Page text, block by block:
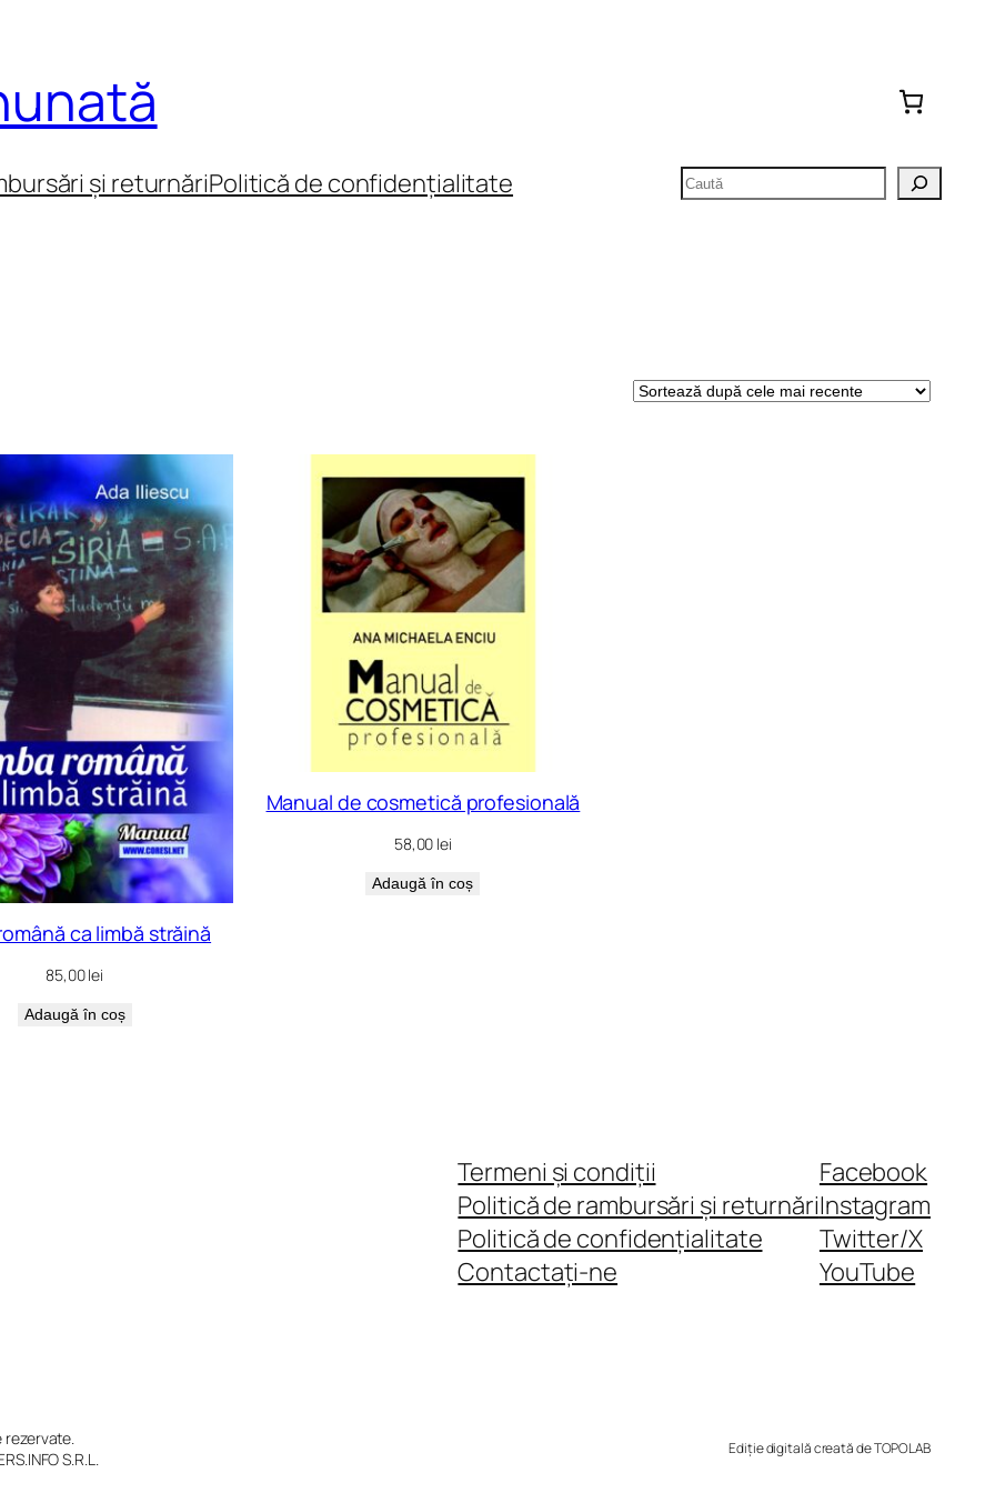
și returnăriPolitică de confidențialitate Caută
ca limbă străină
85,00lei
Adaugă în coș
Manual de cosmetică profesională
58,00 lei
Adaugă în coș
Termeni și condiții
Politică de rambursări și returnări
Politică de confidențialitate
Contactați-ne
Facebook
Instagram
Twitter/X
YouTube
rezervate.
S.R.L.
Ediție digitală creată de TOPOLAB